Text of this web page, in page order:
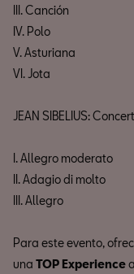
III. Canción
IV. Polo
V. Asturiana
VI. Jota
JEAN SIBELIUS:
I. Allegro moderato
II. Adagio di molto
III. Allegro
Para este evento,
una TOP Experience